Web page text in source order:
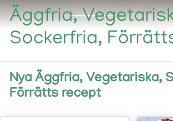
Äggfria,
Sockerfria,
Nya Äggfria, Vegetariska,
Förrätts recept